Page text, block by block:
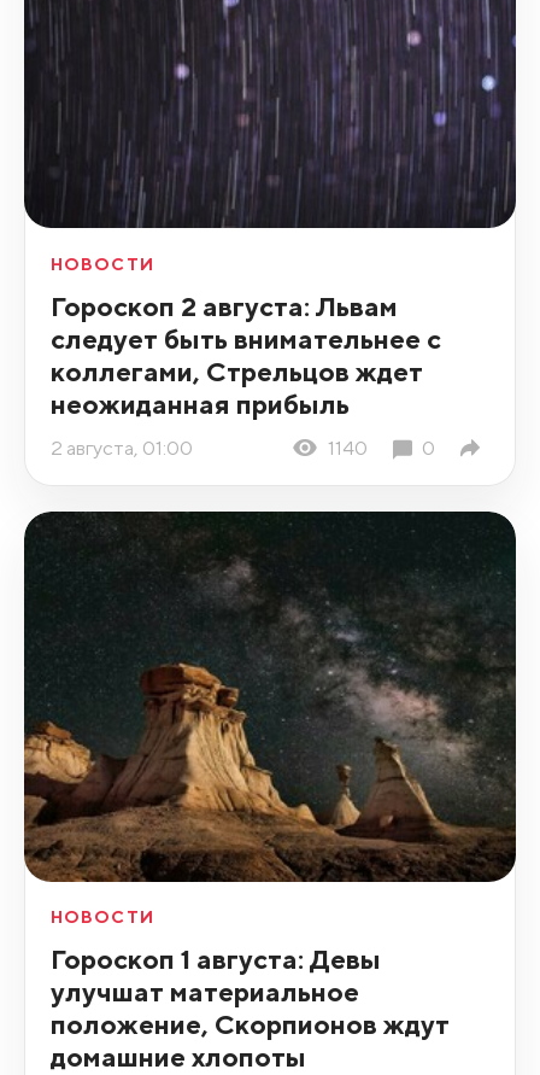
НОВОСТИ
Гороскоп 2 августа: Львам
следует быть внимательнее с
коллегами, Стрельцов ждет
неожиданная прибыль
2 августа, 01:00 1140 0
НОВОСТИ
Гороскоп 1 августа: Девы
улучшат материальное
положение, Скорпионов ждут
домашние хлопоты